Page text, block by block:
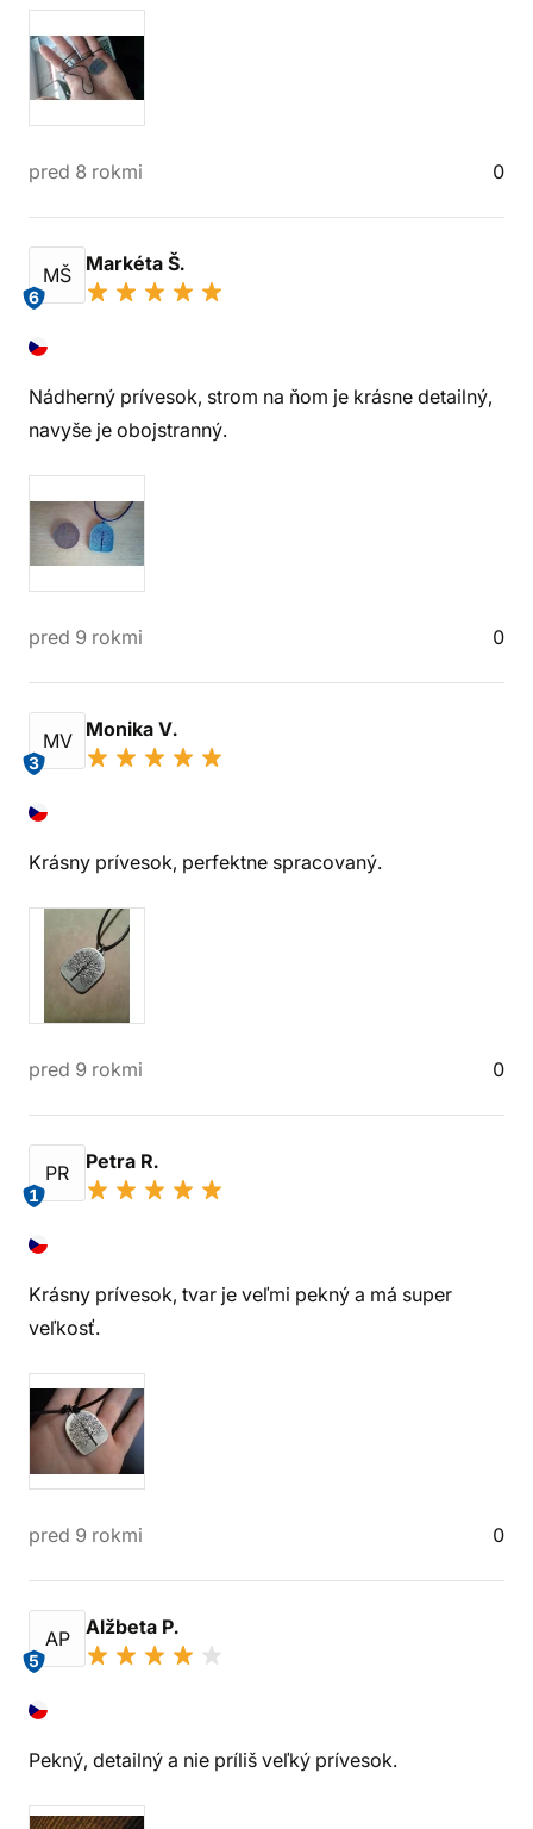
pred 8 rokmi 0
MŠ
6
Markéta Š.
Nádherný prívesok, strom na ňom je krásne detailný,
navyše je obojstranný.
pred 9 rokmi 0
MV
3
Monika V.
Krásny prívesok, perfektne spracovaný.
pred 9 rokmi 0
PR
1
Petra R.
Krásny prívesok, tvar je veľmi pekný a má super
veľkosť.
pred 9 rokmi 0
AP
5
Alžbeta P.
Pekný, detailný a nie príliš veľký prívesok.